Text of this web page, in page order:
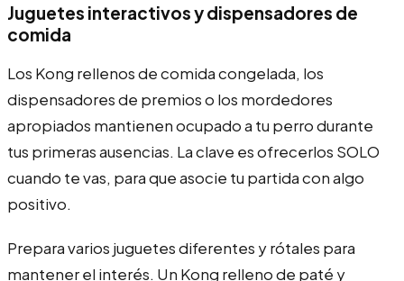
Juguetes interactivos y dispensadores de
comida
Los Kong rellenos de comida congelada, los
dispensadores de premios o los mordedores
apropiados mantienen ocupado a tu perro durante
tus primeras ausencias. La clave es ofrecerlos SOLO
cuando te vas, para que asocie tu partida con algo
positivo.
Prepara varios juguetes diferentes y rótales para
mantener el interés. Un Kong relleno de paté y